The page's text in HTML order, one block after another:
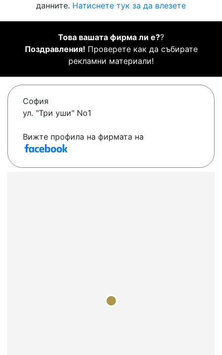
данните. Натиснете тук за да влезете
Това вашата фирма ли е??
Поздравления! Проверете как да събирате
рекламни материали!
София
ул. "Три уши" No1
Вижте профила на фирмата на